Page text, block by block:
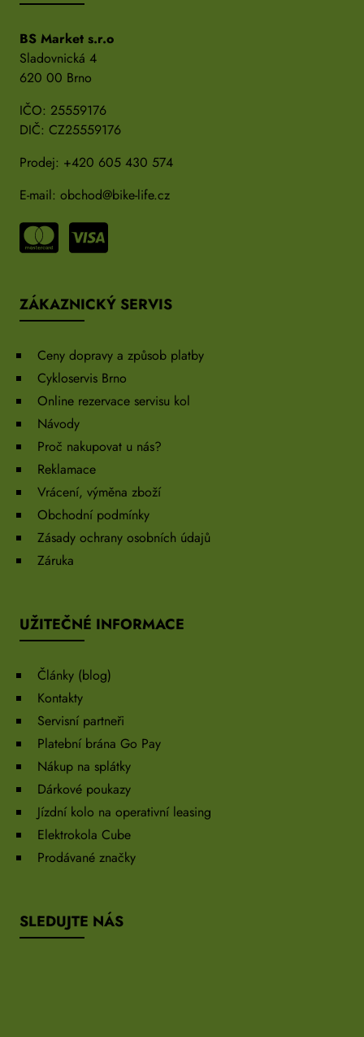
BS Market s.r.o
Sladovnická 4
620 00 Brno
IČO: 25559176
DIČ: CZ25559176
Prodej: +420 605 430 574
E-mail: obchod@bike-life.cz
ZÁKAZNICKÝ SERVIS
Ceny dopravy a způsob platby
Cykloservis Brno
Online rezervace servisu kol
Návody
Proč nakupovat u nás?
Reklamace
Vrácení, výměna zboží
Obchodní podmínky
Zásady ochrany osobních údajů
Záruka
UŽITEČNÉ INFORMACE
Články (blog)
Kontakty
Servisní partneři
Platební brána Go Pay
Nákup na splátky
Dárkové poukazy
Jízdní kolo na operativní leasing
Elektrokola Cube
Prodávané značky
SLEDUJTE NÁS